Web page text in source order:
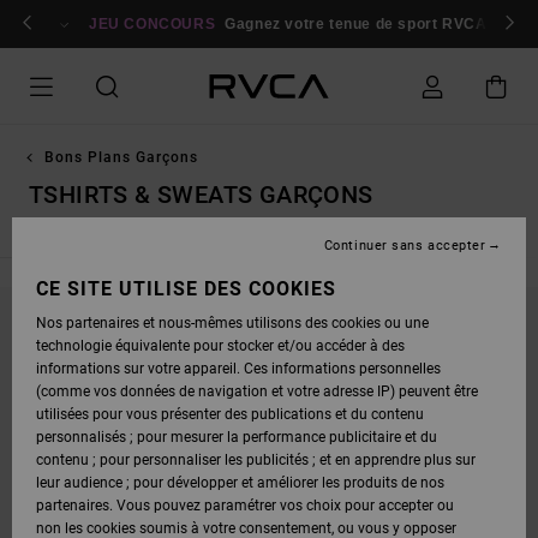
GRILLE
Se connecter / s'inscrire
JEU CONCOURS Gagnez votre tenue de sport RVCA
Bons Plans Garçons
TSHIRTS & SWEATS GARÇONS
NE PARTEZ PAS TROP LOIN, NOS PRODUITS
SERONT BIENTÔT DE RETOUR
OUPS, NOUS N'AVONS TROUVÉ AUCUN
RÉSULTAT POUR VOTRE RECHERCHE.
PAS DE SOUCI ! ESSAYEZ AVEC D'AUTRES MOTS OU EXPLOREZ NOS
CE SITE UTILISE DES COOKIES
Nos partenaires et nous-mêmes utilisons des cookies ou une
technologie équivalente pour stocker et/ou accéder à des
informations sur votre appareil. Ces informations personnelles
(comme vos données de navigation et votre adresse IP) peuvent être
utilisées pour vous présenter des publications et du contenu
personnalisés ; pour mesurer la performance publicitaire et du
contenu ; pour personnaliser les publicités ; et en apprendre plus sur
leur audience ; pour développer et améliorer les produits de nos
partenaires. Vous pouvez paramétrer vos choix pour accepter ou
non les cookies soumis à votre consentement, ou vous y opposer
Continuer sans accepter